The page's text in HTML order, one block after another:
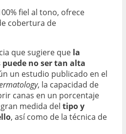
fiel al tono, ofrece
cobertura de
que sugiere que la
no ser tan alta
un estudio publicado en el
, la capacidad de
canas en un porcentaje
medida del tipo y
, así como de la técnica de